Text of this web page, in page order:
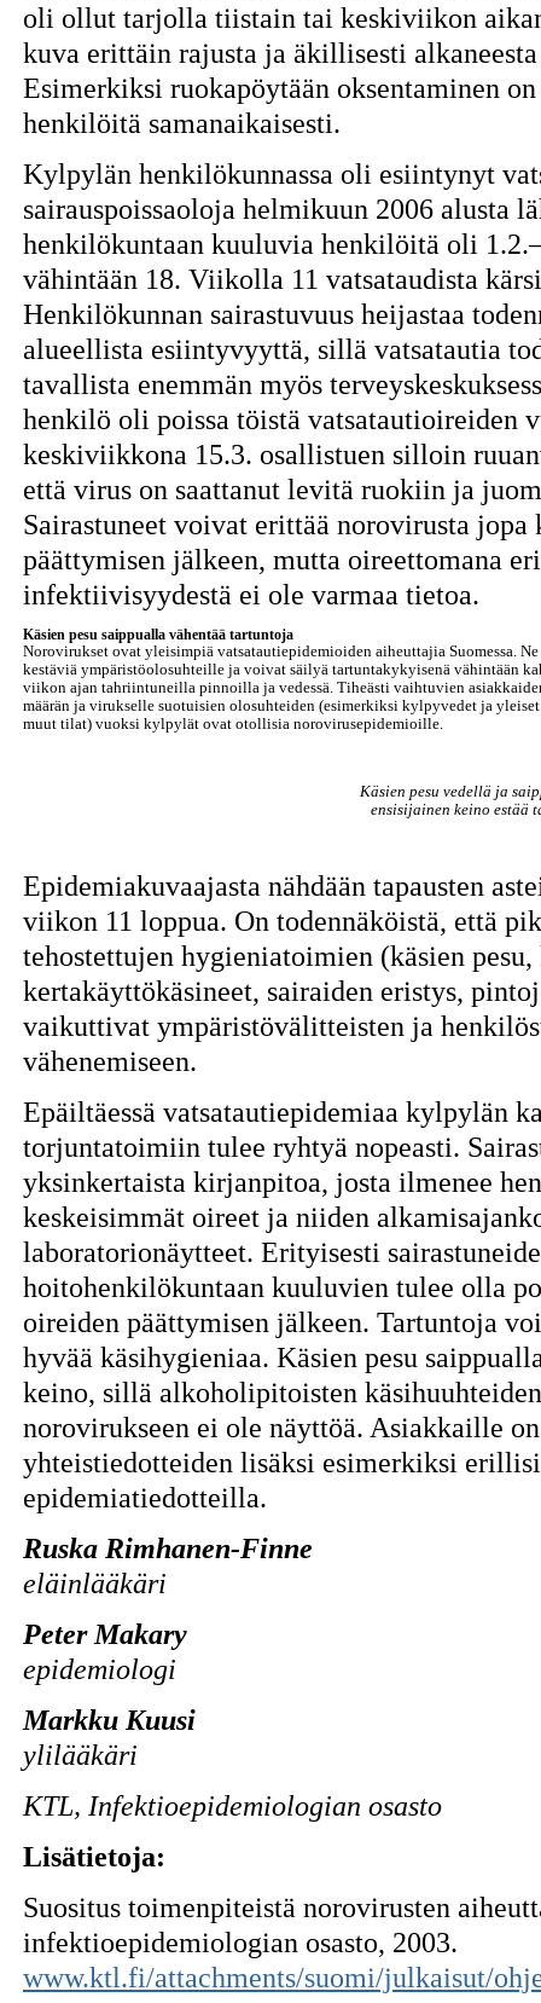
oli ollut tarjolla tiistain tai keskiviikon
kuva erittäin rajusta ja äkillisesti
Esimerkiksi ruokapöytään oksentaminen
henkilöitä samanaikaisesti.
Kylpylän henkilökunnassa oli esiintynyt
sairauspoissaoloja helmikuun 2006 alusta
henkilökuntaan kuuluvia henkilöitä oli
vähintään 18. Viikolla 11 vatsataudista
Henkilökunnan sairastuvuus heijastaa
alueellista esiintyvyyttä, sillä vatsatautia
tavallista enemmän myös
henkilö oli poissa töistä vatsatautioireiden
keskiviikkona 15.3. osallistuen silloin
että virus on saattanut levitä ruokiin ja
Sairastuneet voivat erittää norovirusta
päättymisen jälkeen, mutta oireettomana
infektiivisyydestä ei ole varmaa tietoa.
Käsien pesu saippualla vähentää tartuntoja
Norovirukset ovat yleisimpiä vatsatautiepidemioiden aiheuttajia Suomessa.
kestäviä ympäristöolosuhteille ja voivat säilyä tartuntakykyisenä vähintään
viikon ajan tahriintuneilla pinnoilla ja vedessä. Tiheästi vaihtuvien
määrän ja virukselle suotuisien olosuhteiden (esimerkiksi kylpyvedet ja
muut tilat) vuoksi kylpylät ovat otollisia norovirusepidemioille.
Käsien pesu vedellä ja
ensisijainen keino estää
Epidemiakuvaajasta nähdään tapausten
viikon 11 loppua. On todennäköistä, että
tehostettujen hygieniatoimien (käsien pesu,
kertakäyttökäsineet, sairaiden eristys,
vaikuttivat ympäristövälitteisten ja
vähenemiseen.
Epäiltäessä vatsatautiepidemiaa kylpylän
torjuntatoimiin tulee ryhtyä nopeasti.
yksinkertaista kirjanpitoa, josta ilmenee
keskeisimmät oireet ja niiden
laboratorionäytteet. Erityisesti
hoitohenkilökuntaan kuuluvien tulee olla
oireiden päättymisen jälkeen. Tartuntoja
hyvää käsihygieniaa. Käsien pesu
keino, sillä alkoholipitoisten
norovirukseen ei ole näyttöä. Asiakkaille
yhteistiedotteiden lisäksi esimerkiksi
epidemiatiedotteilla.
Ruska Rimhanen-Finne
eläinlääkäri
Peter Makary
epidemiologi
Markku Kuusi
ylilääkäri
KTL, Infektioepidemiologian osasto
Lisätietoja:
Suositus toimenpiteistä norovirusten
infektioepidemiologian osasto, 2003.
www.ktl.fi/attachments/suomi/julkaisut/